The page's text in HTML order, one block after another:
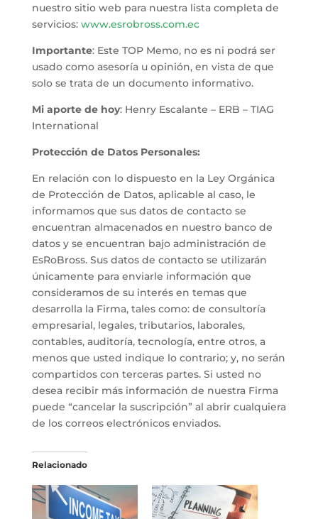
nuestro sitio web para nuestra lista completa de
servicios: www.esrobross.com.ec
Importante: Este TOP Memo, no es ni podrá ser
usado como asesoría u opinión, en vista de que
solo se trata de un documento informativo.
Mi aporte de hoy: Henry Escalante – ERB – TIAG
International
Protección de Datos Personales:
En relación con lo dispuesto en la Ley Orgánica
de Protección de Datos, aplicable al caso, le
informamos que sus datos de contacto se
encuentran almacenados en nuestro banco de
datos y se encuentran bajo administración de
EsRoBross. Sus datos de contacto se utilizarán
únicamente para enviarle información que
consideramos de su interés en temas que
desarrolla la Firma, tales como: de consultoría
empresarial, legales, tributarios, laborales,
contables, auditoría, tecnología, entre otros, a
menos que usted indique lo contrario; y, no serán
compartidos con terceras partes. Si usted no
desea recibir más información de nuestra Firma
puede “cancelar la suscripción” al abrir cualquiera
de los correos electrónicos enviados.
Relacionado